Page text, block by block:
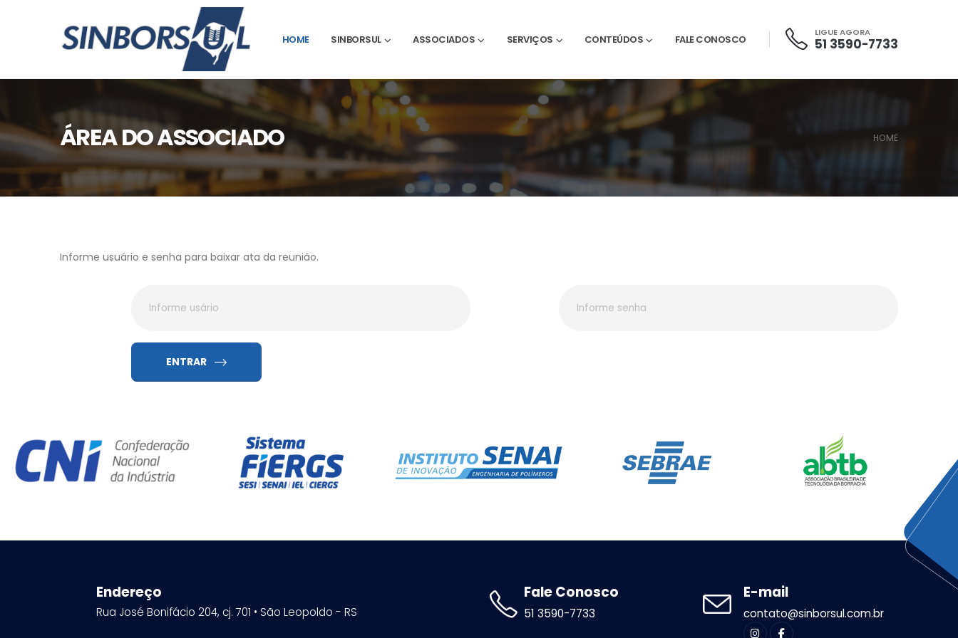
HOME SINBORSUL ASSOCIADOS SERVIÇOS CONTEÚDOS FALE CONOSCO
LIGUE AGORA
51 3590-7733
ÁREA DO ASSOCIADO HOME
Informe usuário e senha para baixar ata da reunião.
ENTRAR
Endereço
Rua José Bonifácio 204, cj. 701 • São Leopoldo - RS
Fale Conosco
51 3590-7733
E-mail
contato@sinborsul.com.br